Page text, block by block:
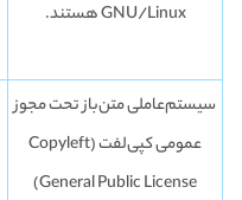
GNU/Linux هستند.
سیستم‌عاملی متن‌باز تحت مجوز
عمومی کپی‌لفت (Copyleft
General Public License)